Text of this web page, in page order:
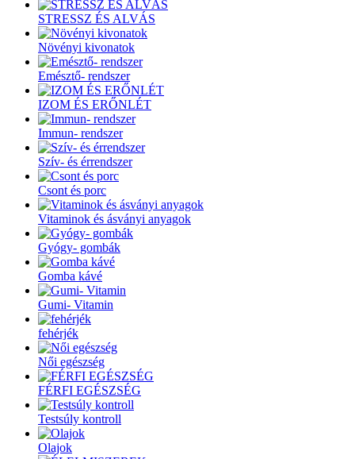
STRESSZ ÉS ALVÁS
Növényi kivonatok
Emésztő- rendszer
IZOM ÉS ERŐNLÉT
Immun- rendszer
Szív- és érrendszer
Csont és porc
Vitaminok és ásványi anyagok
Gyógy- gombák
Gomba kávé
Gumi- Vitamin
fehérjék
Női egészség
FÉRFI EGÉSZSÉG
Testsúly kontroll
Olajok